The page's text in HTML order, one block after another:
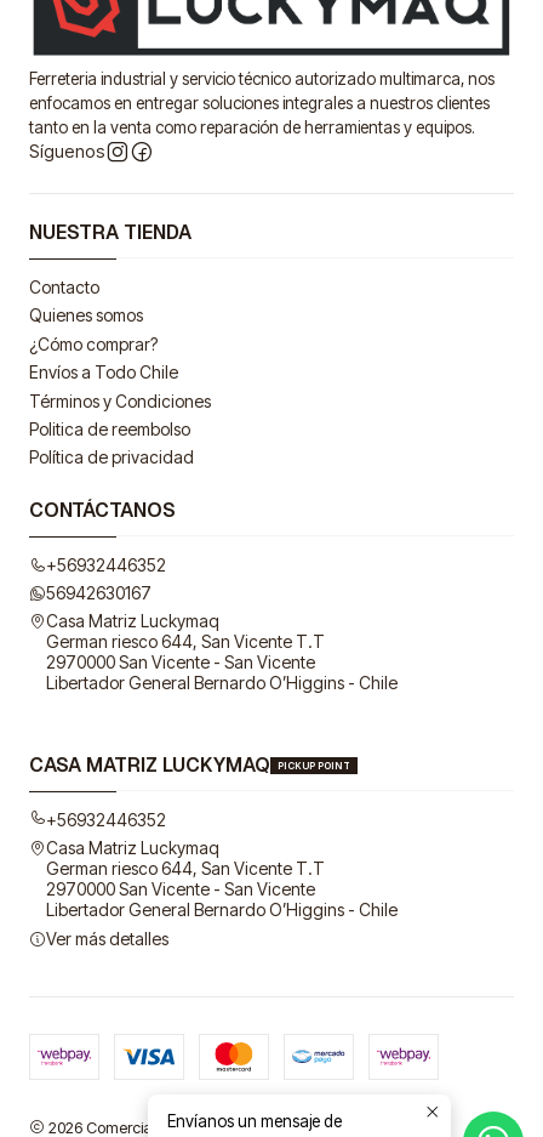
Ferreteria industrial y servicio técnico autorizado multimarca, nos
enfocamos en entregar soluciones integrales a nuestros clientes
tanto en la venta como reparación de herramientas y equipos.
Síguenos
NUESTRA TIENDA
Contacto
Quienes somos
¿Cómo comprar?
Envíos a Todo Chile
Términos y Condiciones
Politica de reembolso
Política de privacidad
CONTÁCTANOS
+56932446352
56942630167
Casa Matriz Luckymaq
German riesco 644, San Vicente T.T
2970000 San Vicente - San Vicente
Libertador General Bernardo O’Higgins - Chile
CASA MATRIZ LUCKYMAQ PICKUP POINT
+56932446352
Casa Matriz Luckymaq
German riesco 644, San Vicente T.T
2970000 San Vicente - San Vicente
Libertador General Bernardo O’Higgins - Chile
Ver más detalles
2026 Comercial LuckyMaq SpA.
Envíanos un mensaje de